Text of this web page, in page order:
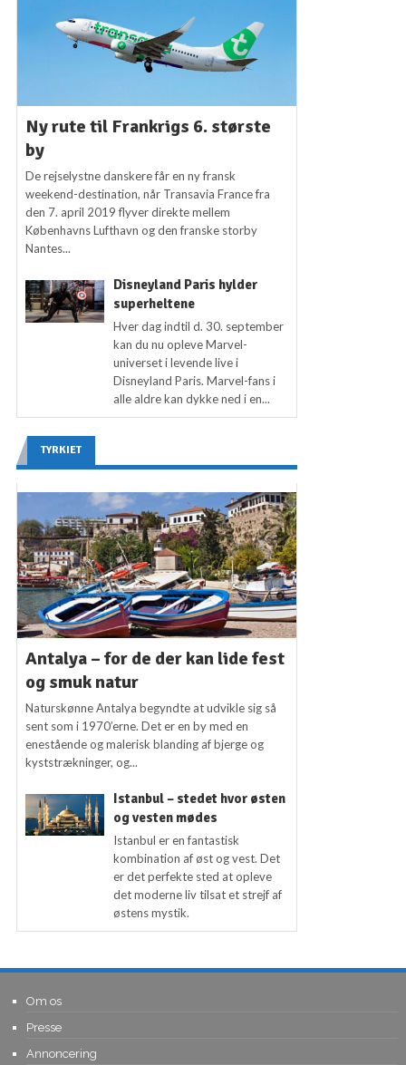
Ny rute til Frankrigs 6. største
by
De rejselystne danskere får en ny fransk
weekend-destination, når Transavia France fra
den 7. april 2019 flyver direkte mellem
Københavns Lufthavn og den franske storby
Nantes...
Disneyland Paris hylder
superheltene
Hver dag indtil d. 30. september
kan du nu opleve Marvel-
universet i levende live i
Disneyland Paris. Marvel-fans i
alle aldre kan dykke ned i en...
TYRKIET
Antalya – for de der kan lide fest
og smuk natur
Naturskønne Antalya begyndte at udvikle sig så
sent som i 1970’erne. Det er en by med en
enestående og malerisk blanding af bjerge og
kyststrækninger, og...
Istanbul – stedet hvor østen
og vesten mødes
Istanbul er en fantastisk
kombination af øst og vest. Det
er det perfekte sted at opleve
det moderne liv tilsat et strejf af
østens mystik.
Om os
Presse
Annoncering